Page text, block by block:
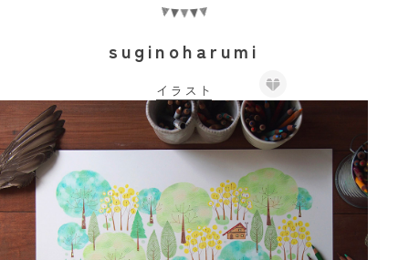
suginoharumi
イラスト